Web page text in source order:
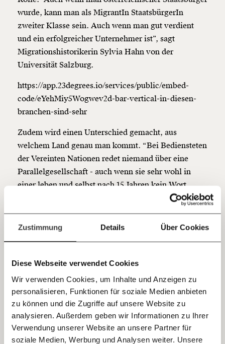
Zustimmung Details Über Cookies
Diese Webseite verwendet Cookies
Wir verwenden Cookies, um Inhalte und Anzeigen zu
personalisieren, Funktionen für soziale Medien anbieten
zu können und die Zugriffe auf unsere Website zu
analysieren. Außerdem geben wir Informationen zu Ihrer
Verwendung unserer Website an unsere Partner für
soziale Medien, Werbung und Analysen weiter. Unsere
Immer auf dem Laufenden
bleiben mit unseren gratis
Veränderung
beginnt mit Dir!
unsere Wirtschaft so gestalten, dass sie für alle
funktioniert. Unsere Recherchen sind für alle frei im
Netz. Unabhängig und werbefrei. Und das wird auch
unterstütze uns mit Deinem Mitgliedsbeitrag.
Hier unsere IBAN: AT34 4300 0498 0007 6017
Kontoinhaber: Momentum Institut - Verein für
sozialen Fortschritt
Jetzt
einfach
teilen.
E-Mail
Whatsapp
wurde, kann man als MigrantIn StaatsbürgerIn
zweiter Klasse sein. Auch wenn man gut verdient
und ein erfolgreicher Unternehmer ist”, sagt
Migrationshistorikerin Sylvia Hahn von der
Universität Salzburg.
https://app.23degrees.io/services/public/embed-
code/eYehMiy5Wogwev2d-bar-vertical-in-diesen-
branchen-sind-sehr
Zudem wird einen Unterschied gemacht, aus
welchem Land genau man kommt. “Bei Bediensteten
der Vereinten Nationen redet niemand über eine
Parallelgesellschaft - auch wenn sie sehr wohl in
einer leben und selbst nach 15 Jahren kein Wort
Deutsch sprechen können. Doch in der Politik und in
den Medien wird bei türkischstämmigen Menschen
und Muslimen über 'die
“Liebe Österreicherinnen und
Österreicher”
Die SystemerhalterInnen ohneStaatsbürgerschaft
erfahren auch jetzt keine ausdrückliche politische